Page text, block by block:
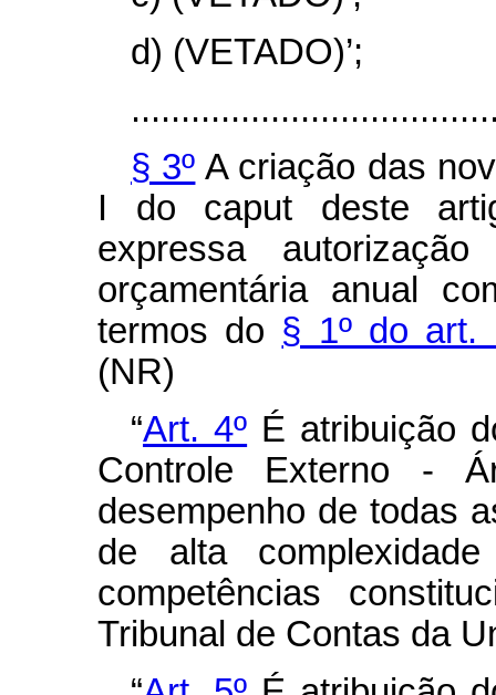
d) (VETADO)’;
§ 3º A criação das
I do caput deste
expressa
orçamentária anual
termos do § 1º do art.
(NR)
“Art. 4º É atribuição
Controle Externo -
desempenho de todas
de alta
competências
Tribunal de Contas da